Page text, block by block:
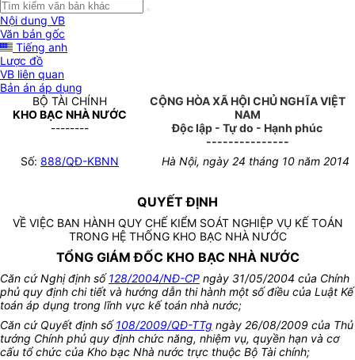
Nội dung VB
Văn bản gốc
Tiếng anh
Lược đồ
VB liên quan
Bản án áp dụng
BỘ TÀI CHÍNH
KHO BẠC NHÀ NƯỚC
--------
CỘNG HÒA XÃ HỘI CHỦ NGHĨA VIỆT
NAM
Độc lập - Tự do - Hạnh phúc
---------------
Số: 888/QĐ-KBNN Hà Nội, ngày 24 tháng 10 năm 2014
QUYẾT ĐỊNH
VỀ VIỆC BAN HÀNH QUY CHẾ KIỂM SOÁT NGHIỆP VỤ KẾ TOÁN
TRONG HỆ THỐNG KHO BẠC NHÀ NƯỚC
TỔNG GIÁM ĐỐC KHO BẠC NHÀ NƯỚC
Căn cứ Nghị định số128/2004/NĐ-CP ngày 31/05/2004 của Chính
phủ quy định chi tiết và hướng dẫn thi hành một số điều của Luật Kế
toán áp dụng trong lĩnh vực kế toán nhà nước;
Căn cứ Quyết định số108/2009/QĐ-TTg ngày 26/08/2009 của Thủ
tướng Chính phủ quy định chức năng, nhiệm vụ, quyền hạn và cơ
cấu tổ chức của Kho bạc Nhà nước trực thuộc Bộ Tài chính;